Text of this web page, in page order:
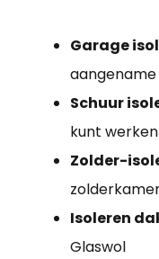
Garage
Schuur
kunt werken
Zolder-
Isoleren
Glaswol